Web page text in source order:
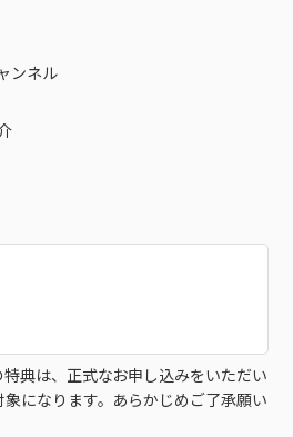
ンネル
典は、正式なお申し込みをいただい
になります。あらかじめご了承願い